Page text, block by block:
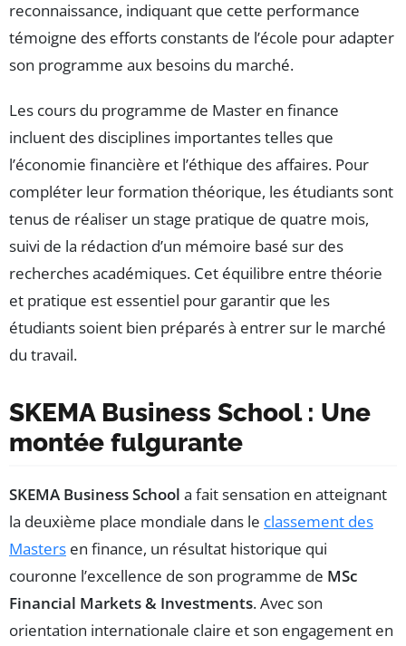
reconnaissance, indiquant que cette performance
témoigne des efforts constants de l’école pour adapter
son programme aux besoins du marché.
Les cours du programme de Master en finance
incluent des disciplines importantes telles que
l’économie financière et l’éthique des affaires. Pour
compléter leur formation théorique, les étudiants sont
tenus de réaliser un stage pratique de quatre mois,
suivi de la rédaction d’un mémoire basé sur des
recherches académiques. Cet équilibre entre théorie
et pratique est essentiel pour garantir que les
étudiants soient bien préparés à entrer sur le marché
du travail.
SKEMA Business School : Une
montée fulgurante
SKEMA Business School a fait sensation en atteignant
la deuxième place mondiale dans le classement des
Masters en finance, un résultat historique qui
couronne l’excellence de son programme de MSc
Financial Markets & Investments. Avec son
orientation internationale claire et son engagement en